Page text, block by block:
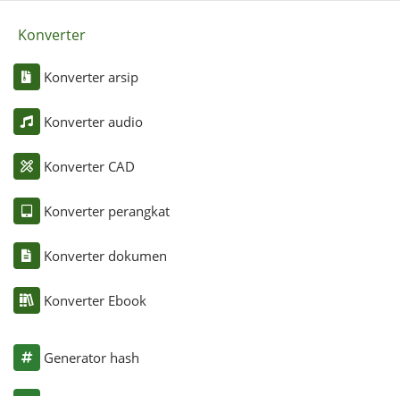
Konverter
Konverter arsip
Konverter audio
Konverter CAD
Konverter perangkat
Konverter dokumen
Konverter Ebook
Generator hash